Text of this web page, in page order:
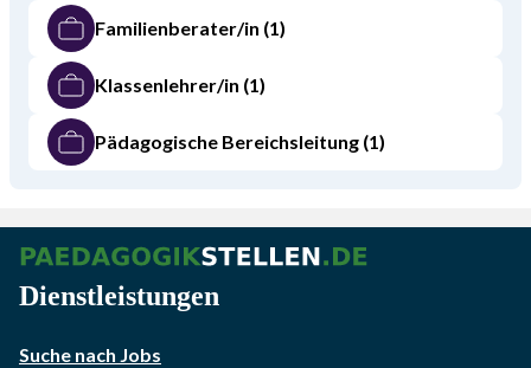
Familienberater/in (1)
Klassenlehrer/in (1)
Pädagogische Bereichsleitung (1)
Dienstleistungen
Suche nach Jobs